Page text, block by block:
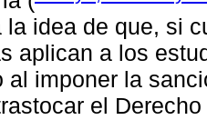
la idea de que, si
aplican a los
al imponer la
el